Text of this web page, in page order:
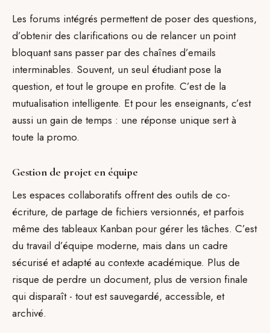
Les forums intégrés permettent de poser des questions,
d’obtenir des clarifications ou de relancer un point
bloquant sans passer par des chaînes d’emails
interminables. Souvent, un seul étudiant pose la
question, et tout le groupe en profite. C’est de la
mutualisation intelligente. Et pour les enseignants, c’est
aussi un gain de temps : une réponse unique sert à
toute la promo.
Gestion de projet en équipe
Les espaces collaboratifs offrent des outils de co-
écriture, de partage de fichiers versionnés, et parfois
même des tableaux Kanban pour gérer les tâches. C’est
du travail d’équipe moderne, mais dans un cadre
sécurisé et adapté au contexte académique. Plus de
risque de perdre un document, plus de version finale
qui disparaît - tout est sauvegardé, accessible, et
archivé.